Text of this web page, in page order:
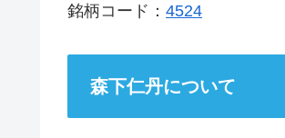
銘柄コード： 4524
森下仁丹について